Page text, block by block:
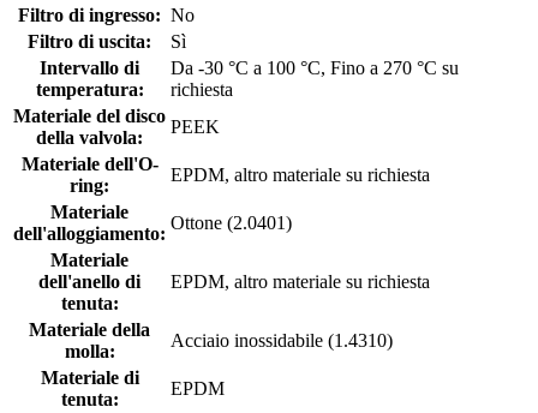
Filtro di ingresso: No
Filtro di uscita:
Sì
Intervallo di
temperatura:
Da -30 °C a 100 °C, Fino a 270 °C su
richiesta
Materiale del disco
della valvola:
PEEK
Materiale dell'O-
ring:
EPDM, altro materiale su richiesta
Materiale
dell'alloggiamento:
Ottone (2.0401)
Materiale
dell'anello di
tenuta:
EPDM, altro materiale su richiesta
Materiale della
molla:
Acciaio inossidabile (1.4310)
Materiale di
tenuta:
EPDM